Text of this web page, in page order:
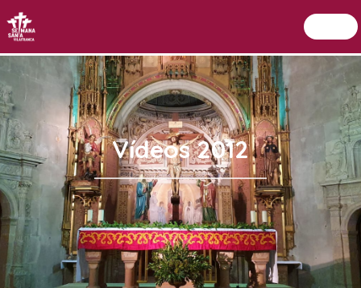
Setmana Santa Vilafranca
Vídeos 2012